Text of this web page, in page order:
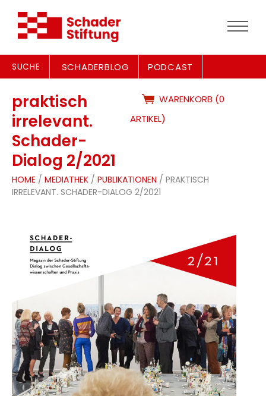
SUCHE SCHADERBLOG PODCAST
praktisch
irrelevant.
Schader-
Dialog 2/2021
WARENKORB (0
ARTIKEL)
HOME / MEDIATHEK / PUBLIKATIONEN / PRAKTISCH
IRRELEVANT. SCHADER-DIALOG 2/2021